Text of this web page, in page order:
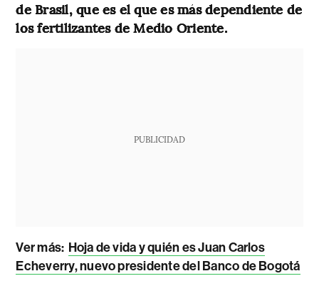
de Brasil, que es el que es más dependiente de
los fertilizantes de Medio Oriente.
PUBLICIDAD
Ver más: Hoja de vida y quién es Juan Carlos
Echeverry, nuevo presidente del Banco de Bogotá